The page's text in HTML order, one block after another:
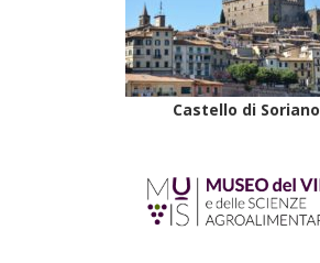
Castello di Soriano